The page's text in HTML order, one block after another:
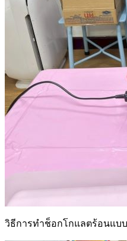
วิธีการทำช็อกโกแลตร้อนแบ